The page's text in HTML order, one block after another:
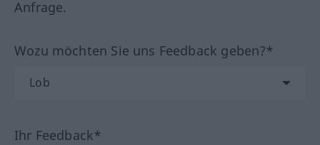
Anfrage.
Wozu möchten Sie uns Feedback geben?*
Ihr Feedback*